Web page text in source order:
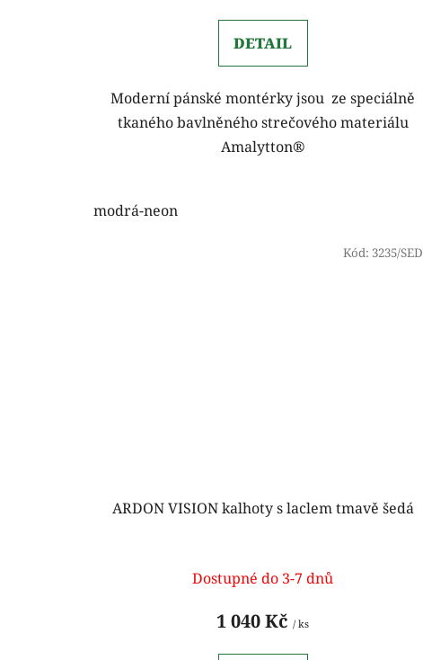
DETAIL
Moderní pánské montérky jsou ze speciálně
tkaného bavlněného strečového materiálu
Amalytton®
modrá-neon
ARDON VISION kalhoty s laclem tmavě šedá
Dostupné do 3-7 dnů
1 040 Kč/ ks
Kód: 3235/SED